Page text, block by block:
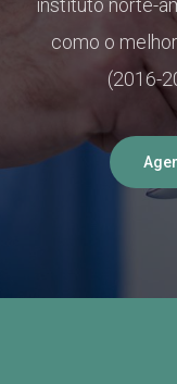
como o
(2016-